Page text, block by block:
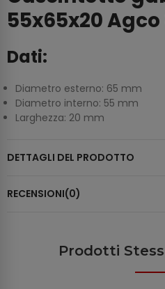
55x65x20 Agco
Dati:
Diametro esterno: 65 mm
Diametro interno: 55 mm
Larghezza: 20 mm
DETTAGLI DEL PRODOTTO
RECENSIONI(0)
Prodotti